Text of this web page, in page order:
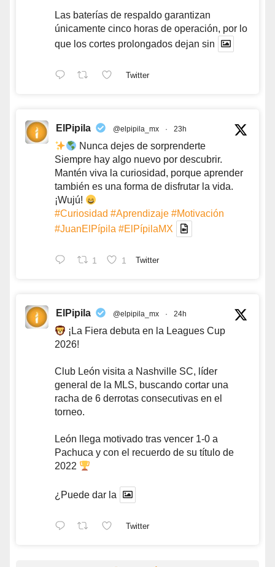
Las baterías de respaldo garantizan
únicamente cinco horas de operación, por lo
que los cortes prolongados dejan sin
Twitter
ElPipila @elpipila_mx · 23h
Nunca dejes de sorprenderte
Siempre hay algo nuevo por descubrir.
Mantén viva la curiosidad, porque aprender
también es una forma de disfrutar la vida.
¡Wujú!
#Curiosidad #Aprendizaje #Motivación
#JuanElPípila #ElPípilaMX
1 1 Twitter
ElPipila @elpipila_mx · 24h
¡La Fiera debuta en la Leagues Cup
2026!
Club León visita a Nashville SC, líder
general de la MLS, buscando cortar una
racha de 6 derrotas consecutivas en el
torneo.
León llega motivado tras vencer 1-0 a
Pachuca y con el recuerdo de su título de
2022
¿Puede dar la
Twitter